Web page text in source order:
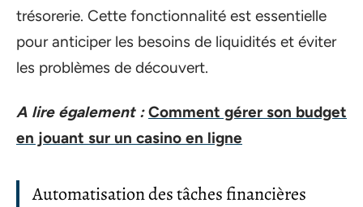
trésorerie. Cette fonctionnalité est essentielle
pour anticiper les besoins de liquidités et éviter
les problèmes de découvert.
A lire également : Comment gérer son budget
en jouant sur un casino en ligne
Automatisation des tâches financières